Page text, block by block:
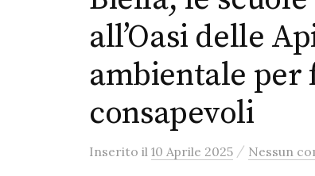
all’Oasi delle
ambientale
consapevoli
Inserito il 10 Aprile 2025 / Nessun